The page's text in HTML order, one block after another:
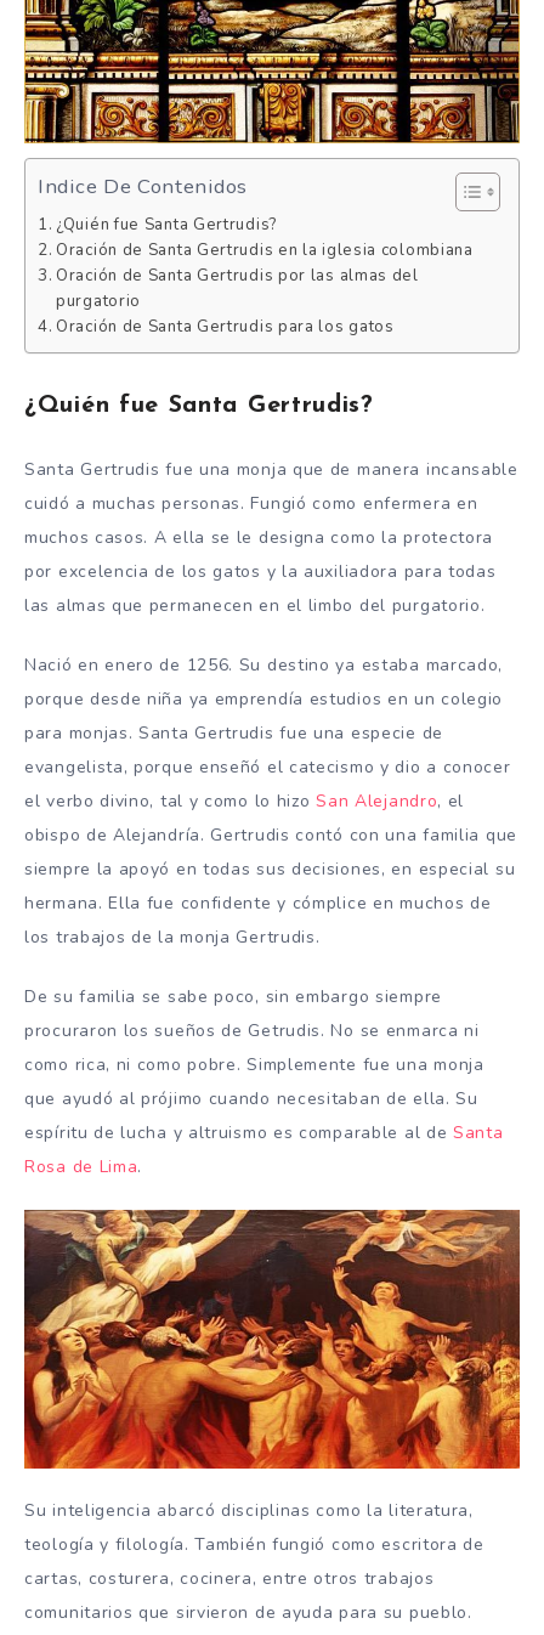
Indice De Contenidos
¿Quién fue Santa Gertrudis?
Oración de Santa Gertrudis en la iglesia colombiana
Oración de Santa Gertrudis por las almas del
purgatorio
Oración de Santa Gertrudis para los gatos
¿Quién fue Santa Gertrudis?
Santa Gertrudis fue una monja que de manera incansable
cuidó a muchas personas. Fungió como enfermera en
muchos casos. A ella se le designa como la protectora
por excelencia de los gatos y la auxiliadora para todas
las almas que permanecen en el limbo del purgatorio.
Nació en enero de 1256. Su destino ya estaba marcado,
porque desde niña ya emprendía estudios en un colegio
para monjas. Santa Gertrudis fue una especie de
evangelista, porque enseñó el catecismo y dio a conocer
el verbo divino, tal y como lo hizoSan Alejandro, el
obispo de Alejandría. Gertrudis contó con una familia que
siempre la apoyó en todas sus decisiones, en especial su
hermana. Ella fue confidente y cómplice en muchos de
los trabajos de la monja Gertrudis.
De su familia se sabe poco, sin embargo siempre
procuraron los sueños de Getrudis. No se enmarca ni
como rica, ni como pobre. Simplemente fue una monja
que ayudó al prójimo cuando necesitaban de ella. Su
espíritu de lucha y altruismo es comparable al deSanta
Rosa de Lima.
Su inteligencia abarcó disciplinas como la literatura,
teología y filología. También fungió como escritora de
cartas, costurera, cocinera, entre otros trabajos
comunitarios que sirvieron de ayuda para su pueblo.